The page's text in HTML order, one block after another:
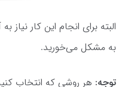
البته برای انجام این کار نیاز
به مشکل می‌خورید.
توجه: هر روشی که انتخاب